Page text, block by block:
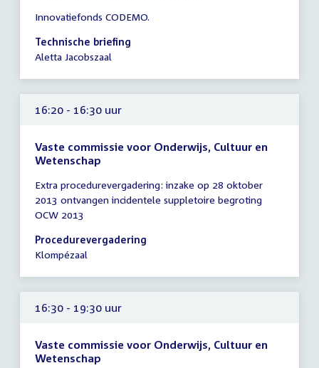
vergadering
16:15
-
uur
Innovatiefonds CODEMO.
Technische briefing
Aletta Jacobszaal
16:20 - 16:30 uur
Vaste commissie voor Onderwijs, Cultuur en
Wetenschap
vergadering
16:20
-
16:30
uur
Extra procedurevergadering: inzake op 28 oktober
2013 ontvangen incidentele suppletoire begroting
OCW 2013
Procedurevergadering
Klompézaal
16:30 - 19:30 uur
Vaste commissie voor Onderwijs, Cultuur en
Wetenschap